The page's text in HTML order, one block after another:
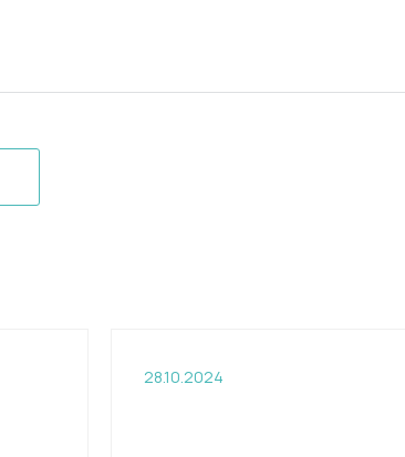
28.10.2024